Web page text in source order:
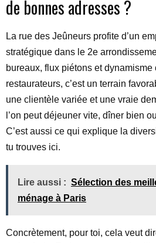
de bonnes adresses ?
La rue des Jeûneurs profite d’un
stratégique dans le 2e
bureaux, flux piétons et
restaurateurs, c’est un terrain
une clientèle variée et une vraie
l’on peut déjeuner vite, dîner bien
C’est aussi ce qui explique la
tu trouves ici.
Lire aussi : Sélection des
ménage à Paris
Concrètement, pour toi, cela veut